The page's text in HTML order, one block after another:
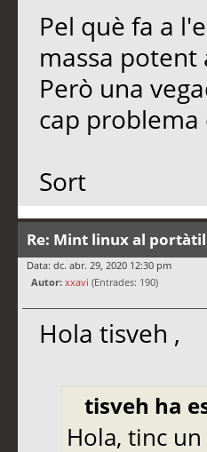
Pel què fa a
massa potent
Però una
cap problema
Sort
Re: Mint linux al portàtil
Data: dc. abr. 29, 2020 12:30 pm
Autor: xxavi (Entrades: 190)
Hola tisveh ,
tisveh ha
Hola, tinc